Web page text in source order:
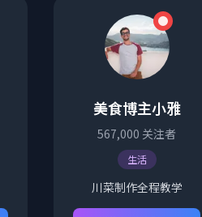
美食博主小雅
567,000 关注者
生活
川菜制作全程教学